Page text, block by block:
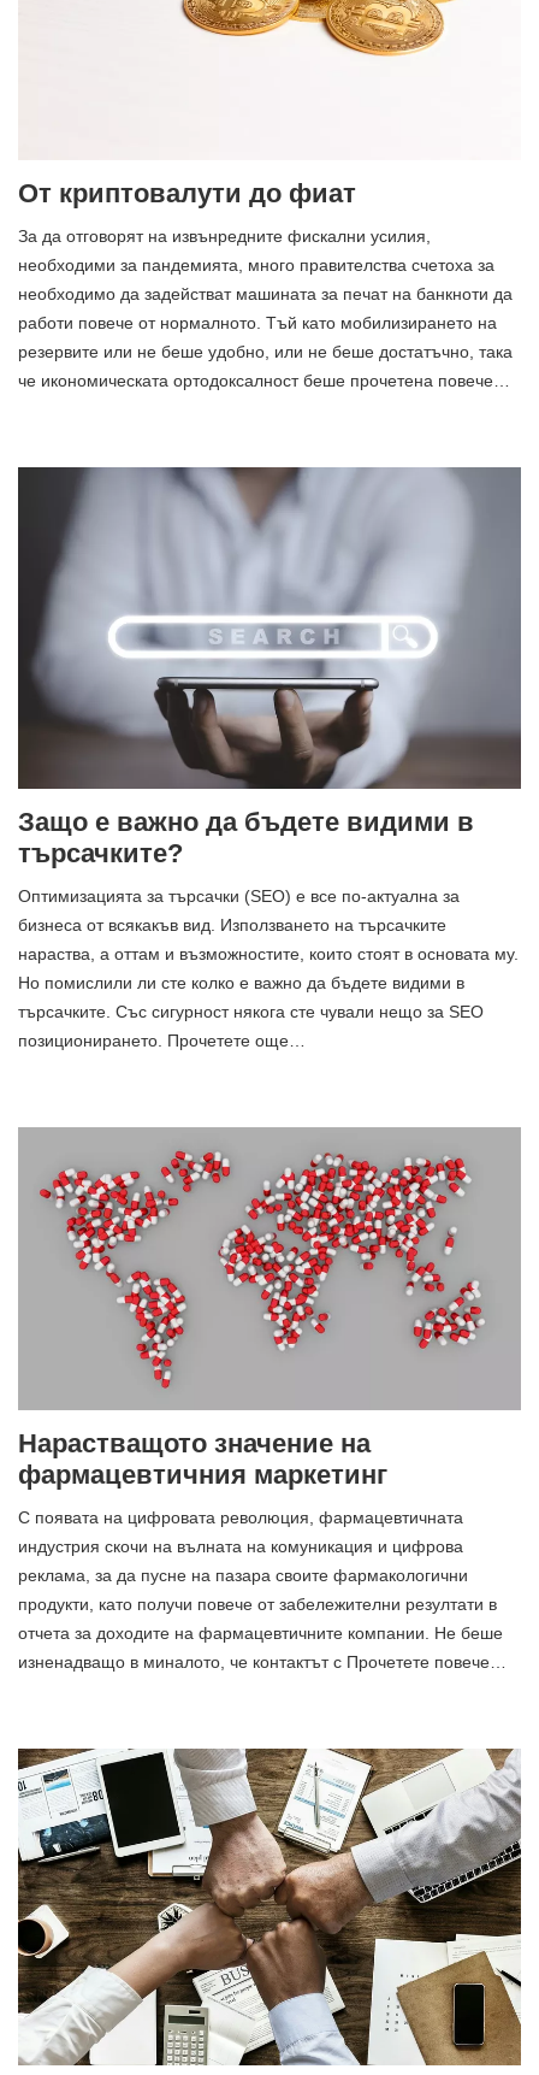
От криптовалути до фиат
За да отговорят на извънредните фискални усилия,
необходими за пандемията, много правителства счетоха за
необходимо да задействат машината за печат на банкноти да
работи повече от нормалното. Тъй като мобилизирането на
резервите или не беше удобно, или не беше достатъчно, така
че икономическата ортодоксалност беше прочетена повече…
Защо е важно да бъдете видими в
търсачките?
Оптимизацията за търсачки (SEO) е все по-актуална за
бизнеса от всякакъв вид. Използването на търсачките
нараства, а оттам и възможностите, които стоят в основата му.
Но помислили ли сте колко е важно да бъдете видими в
търсачките. Със сигурност някога сте чували нещо за SEO
позиционирането. Прочетете още…
Нарастващото значение на
фармацевтичния маркетинг
С появата на цифровата революция, фармацевтичната
индустрия скочи на вълната на комуникация и цифрова
реклама, за да пусне на пазара своите фармакологични
продукти, като получи повече от забележителни резултати в
отчета за доходите на фармацевтичните компании. Не беше
изненадващо в миналото, че контактът с Прочетете повече…